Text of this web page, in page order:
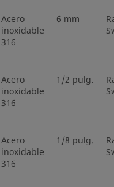
Acero
inoxidable
316
6 mm
Acero
inoxidable
316
1/2 pulg.
Acero
inoxidable
316
1/8 pulg.